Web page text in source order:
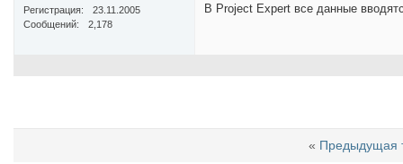
Регистрация
23.11.2005
Сообщений
2,178
В Project Expert все данные
« Предыдущая